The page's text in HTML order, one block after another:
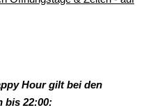
Hourgilt bei den
bis 22:00: